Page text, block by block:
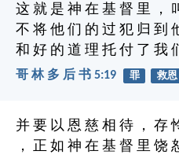
这 就 是 神 在 基 督 里 ，
不 将 他 们 的 过 犯 归 到
和 好 的 道 理 托 付 了 我
哥 林 多 后 书 5:19 罪 救恩
并 要 以 恩 慈 相 待 ， 存
， 正 如 神 在 基 督 里 饶